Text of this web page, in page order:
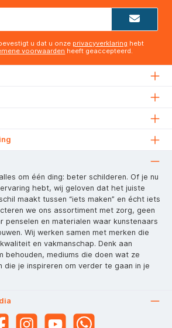
u dat u onze privacyverklaring hebt
voorwaarden heeft geaccepteerd.
om één ding: beter schilderen. Of je nu
hebt, wij geloven dat het juiste
maakt tussen “iets maken” en écht iets
we ons assortiment met zorg, geen
penselen en materialen waar kunstenaars
Wij werken samen met merken die
en vakmanschap. Denk aan
behouden, mediums die doen wat ze
die je inspireren om verder te gaan in je